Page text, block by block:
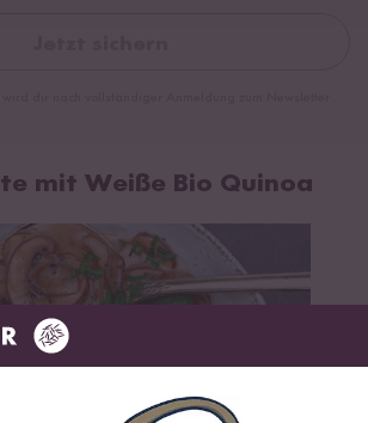
mit Weiße Bio Quinoa